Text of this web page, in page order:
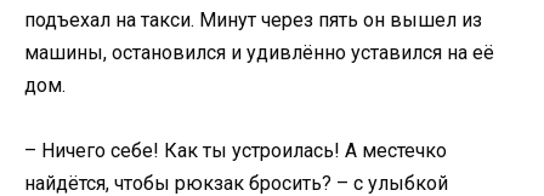
подъехал на такси. Минут через пять он вышел из
машины, остановился и удивлённо уставился на её
дом.
– Ничего себе! Как ты устроилась! А местечко
найдётся, чтобы рюкзак бросить? – с улыбкой